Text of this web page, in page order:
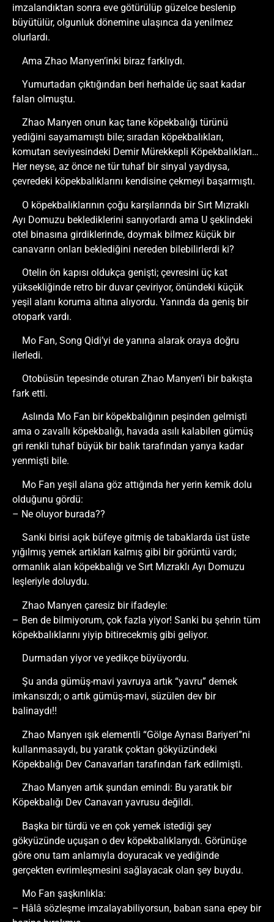
imzalandıktan sonra eve götürülüp güzelce beslenip
büyütülür, olgunluk dönemine ulaşınca da yenilmez
olurlardı.
Ama Zhao Manyen’inki biraz farklıydı.
Yumurtadan çıktığından beri herhalde üç saat kadar
falan olmuştu.
Zhao Manyen onun kaç tane köpekbalığı türünü
yediğini sayamamıştı bile; sıradan köpekbalıkları,
komutan seviyesindeki Demir Mürekkepli Köpekbalıkları…
Her neyse, az önce ne tür tuhaf bir sinyal yaydıysa,
çevredeki köpekbalıklarını kendisine çekmeyi başarmıştı.
O köpekbalıklarının çoğu karşılarında bir Sırt Mızraklı
Ayı Domuzu beklediklerini sanıyorlardı ama U şeklindeki
otel binasına girdiklerinde, doymak bilmez küçük bir
canavarın onları beklediğini nereden bilebilirlerdi ki?
Otelin ön kapısı oldukça genişti; çevresini üç kat
yüksekliğinde retro bir duvar çeviriyor, önündeki küçük
yeşil alanı koruma altına alıyordu. Yanında da geniş bir
otopark vardı.
Mo Fan, Song Qidi’yi de yanına alarak oraya doğru
ilerledi.
Otobüsün tepesinde oturan Zhao Manyen’i bir bakışta
fark etti.
Aslında Mo Fan bir köpekbalığının peşinden gelmişti
ama o zavallı köpekbalığı, havada asılı kalabilen gümüş
gri renkli tuhaf büyük bir balık tarafından yarıya kadar
yenmişti bile.
Mo Fan yeşil alana göz attığında her yerin kemik dolu
olduğunu gördü:
– Ne oluyor burada??
Sanki birisi açık büfeye gitmiş de tabaklarda üst üste
yığılmış yemek artıkları kalmış gibi bir görüntü vardı;
ormanlık alan köpekbalığı ve Sırt Mızraklı Ayı Domuzu
leşleriyle doluydu.
Zhao Manyen çaresiz bir ifadeyle:
– Ben de bilmiyorum, çok fazla yiyor! Sanki bu şehrin tüm
köpekbalıklarını yiyip bitirecekmiş gibi geliyor.
Durmadan yiyor ve yedikçe büyüyordu.
Şu anda gümüş-mavi yavruya artık “yavru” demek
imkansızdı; o artık gümüş-mavi, süzülen dev bir
balinaydı!!
Zhao Manyen ışık elementli “Gölge Aynası Bariyeri”ni
kullanmasaydı, bu yaratık çoktan gökyüzündeki
Köpekbalığı Dev Canavarları tarafından fark edilmişti.
Zhao Manyen artık şundan emindi: Bu yaratık bir
Köpekbalığı Dev Canavarı yavrusu değildi.
Başka bir türdü ve en çok yemek istediği şey
gökyüzünde uçuşan o dev köpekbalıklarıydı. Görünüşe
göre onu tam anlamıyla doyuracak ve yediğinde
gerçekten evrimleşmesini sağlayacak olan şey buydu.
Mo Fan şaşkınlıkla:
– Hâlâ sözleşme imzalayabiliyorsun, baban sana epey bir